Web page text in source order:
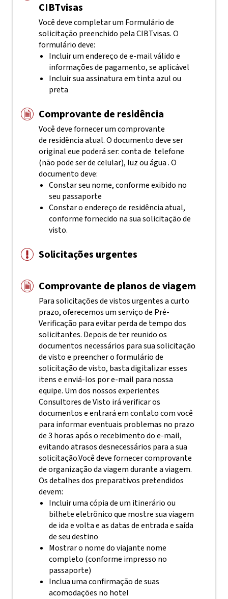
CIBTvisas
Você deve completar um Formulário de
solicitação preenchido pelaCIBTvisas. O
formulário deve:
Incluir um endereço de e-mail válido e
informações de pagamento, se aplicável
Incluir sua assinatura em tinta azul ou
preta
Comprovante de residência
Você deve fornecer um comprovante
de residência atual. O documento deve ser
original eue poderá ser: conta de telefone
(não pode ser de celular), luz ou água . O
documento deve:
Constar seu nome, conforme exibido no
seu passaporte
Constar o endereço de residência atual,
conforme fornecido na sua solicitação de
visto.
Solicitações urgentes
Comprovante de planos de viagem
Para solicitações de vistos urgentes a curto
prazo, oferecemos um serviço de Pré-
Verificação para evitar perda de tempo dos
solicitantes. Depois de ter reunido os
documentos necessários para sua solicitação
de visto e preencher o formulário de
solicitação de visto, basta digitalizar esses
itens e enviá-los por e-mail para nossa
equipe. Um dos nossos experientes
Consultores de Visto irá verificar os
documentos e entrará em contato com você
para informar eventuais problemas no prazo
de 3 horas após o recebimento do e-mail,
evitando atrasos desnecessários para a sua
solicitação.Você deve fornecer comprovante
de organização da viagem durante a viagem.
Os detalhes dos preparativos pretendidos
devem:
Incluir uma cópia de um itinerário ou
bilhete eletrônico que mostre sua viagem
de ida e volta e as datas de entrada e saída
de seu destino
Mostrar o nome do viajante nome
completo (conforme impresso no
passaporte)
Inclua uma confirmação de suas
acomodações no hotel